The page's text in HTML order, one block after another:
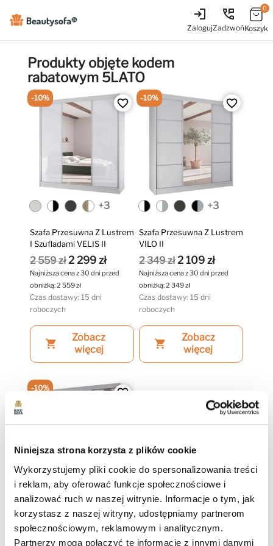
Niniejsza strona korzysta z plików cookie
Wykorzystujemy pliki cookie do spersonalizowania treści
i reklam, aby oferować funkcje społecznościowe i
analizować ruch w naszej witrynie. Informacje o tym, jak
korzystasz z naszej witryny, udostępniamy partnerom
społecznościowym, reklamowym i analitycznym.
Partnerzy mogą połączyć te informacje z innymi danymi
login
Zaloguj
perm_phone_msg
Zadzwoń
0
Koszyk
Produkty objęte kodem
rabatowym 5LATO
favorite_border
+3
Szafa Przesuwna Z Lustrem
I Szufladami VELIS II
2 559 zł 2 299 zł
Najniższa cena z 30 dni przed
obniżką:2 559 zł
Czas dostawy: 15 dni
roboczych
shopping_cart
Zobacz
więcej
-10% favorite_border
+3
Szafa Przesuwna Z Lustrem
VILO II
2 349 zł 2 109 zł
Najniższa cena z 30 dni przed
obniżką:2 349 zł
Czas dostawy: 15 dni
roboczych
shopping_cart
Zobacz
więcej
-10%
favorite_border
+1
Szafa Przesuwna Z Lustrem
HOMA II
-10%